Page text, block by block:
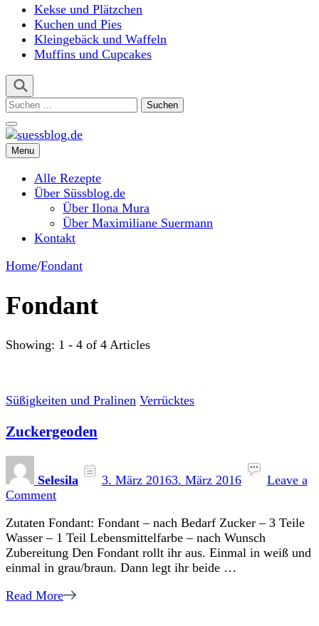
Kekse und Plätzchen
Kuchen und Pies
Kleingebäck und Waffeln
Muffins und Cupcakes
Suchen
suessblog.de
Menu
Alle Rezepte
Über Süssblog.de
Über Ilona Mura
Über Maximiliane Suermann
Kontakt
Home/Fondant
Fondant
Showing: 1 - 4 of 4 Articles
Süßigkeiten und Pralinen Verrücktes
Zuckergeoden
Selesila 3. März 20163. März 2016
Leave a
Commenton
Zutaten Fondant: Fondant – nach Bedarf Zucker – 3 Teile
Wasser – 1 Teil Lebensmittelfarbe – nach Wunsch
Zubereitung Den Fondant rollt ihr aus. Einmal in weiß und
einmal in grau/braun. Dann legt ihr beide …
Read More